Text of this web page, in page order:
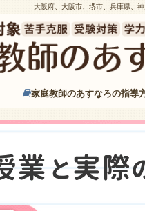
大阪府、大阪市、堺市、兵庫県、
家庭教師のあすなろの指導